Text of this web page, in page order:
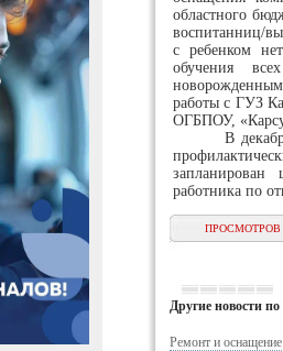
областного
воспитанниц/
с ребенком
обучения
работы с ГУЗ
ОГБПОУ,
В
запланирован
работника по
ПРОСМОТРОВ
Другие новости по
Ремонт и